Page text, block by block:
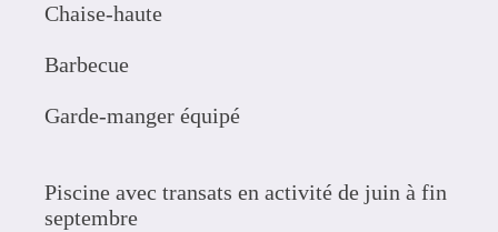
Chaise-haute
Barbecue
Garde-manger équipé
Piscine avec transats en activité de juin à fin
septembre